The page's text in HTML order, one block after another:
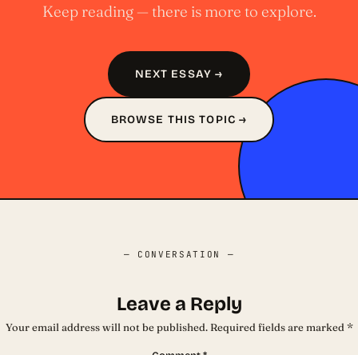
Keep reading — there is more to explore.
NEXT ESSAY →
BROWSE THIS TOPIC →
— CONVERSATION —
Leave a Reply
Your email address will not be published. Required fields are marked *